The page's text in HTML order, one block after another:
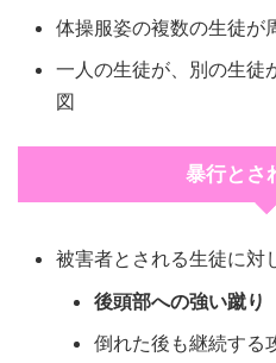
体操服姿の複数の生徒が
一人の生徒が、別の生徒
図
暴行とさ
被害者とされる生徒に対
後頭部への強い蹴り
倒れた後も継続する